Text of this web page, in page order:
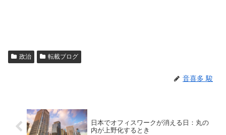
政治 転載ブログ
音喜多 駿
日本でオフィスワークが消える日：丸の
内が上野化するとき